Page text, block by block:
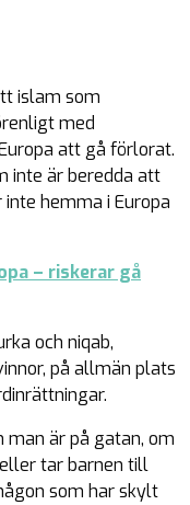
islam som
med
att gå förlorat.
inte är beredda att
hemma i Europa
– riskerar gå
och niqab,
på allmän plats
man är på gatan, om
tar barnen till
som har skylt